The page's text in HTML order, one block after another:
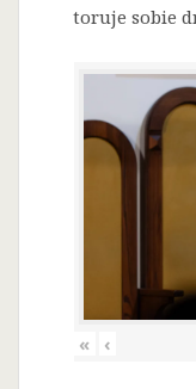
toruje sobie
« ‹